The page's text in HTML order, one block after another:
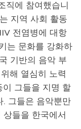
직에 참여했습니
지역 사회 활동
전염병에 대항
는 문화를 강화하
기반의 음악 부
해 열심히 노력
이 그들을 지명 할
. 그들은 음악뿐만
들을 한국에서